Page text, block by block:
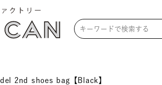
2nd shoes bag【Black】